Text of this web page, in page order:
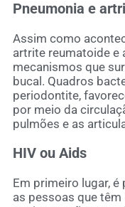
Pneumonia e
Assim como
artrite reumatoide e
mecanismos que
bucal. Quadros
periodontite,
por meio da
pulmões e as
HIV ou Aids
Em primeiro lugar,
as pessoas que têm